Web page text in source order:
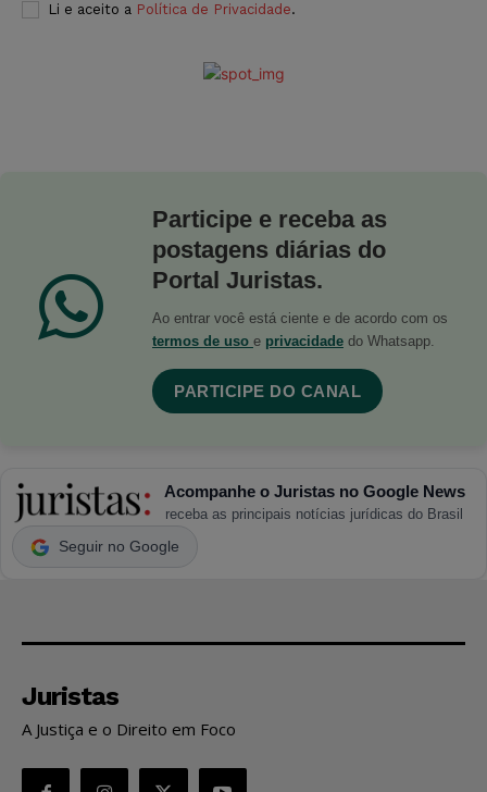
Li e aceito a Política de Privacidade.
Participe e receba as
postagens diárias do
Portal Juristas.
Ao entrar você está ciente e de acordo com os
termos de uso e privacidade do Whatsapp.
PARTICIPE DO CANAL
Acompanhe o Juristas no Google News
receba as principais notícias jurídicas do Brasil
Seguir no Google
Juristas
A Justiça e o Direito em Foco